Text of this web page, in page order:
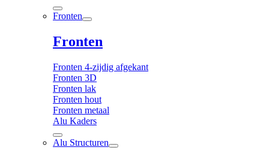
Fronten
Fronten
Fronten 4-zijdig afgekant
Fronten 3D
Fronten lak
Fronten hout
Fronten metaal
Alu Kaders
Alu Structuren